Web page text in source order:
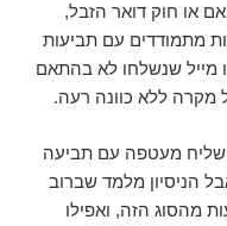
או חוק דואר הזבל,
מתמודדים עם תביעות
מייל שנשלחו לא בהתאם
מקרה ללא כוונה רעה.
שליח מעטפה עם תביעה
הניסיון מלמד שברוב
מהסוג הזה, ואפילו